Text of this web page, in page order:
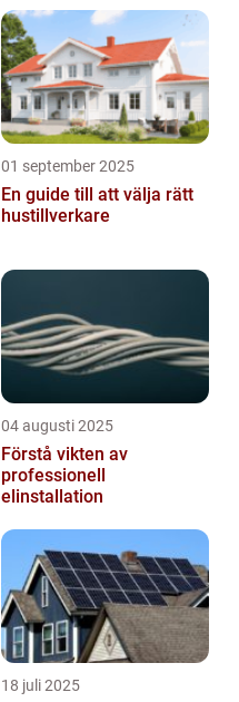
01 september 2025
En guide till att välja rätt
hustillverkare
04 augusti 2025
Förstå vikten av
professionell
elinstallation
18 juli 2025